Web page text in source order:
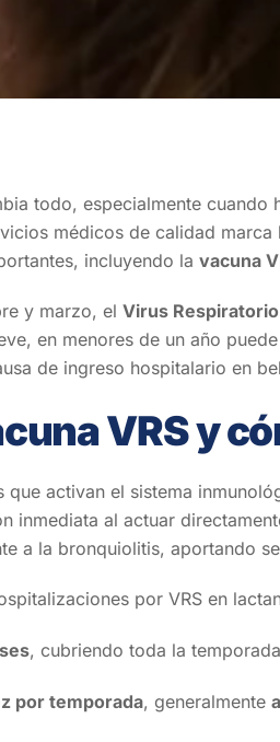
todo, especialmente
médicos de calidad marca
incluyendo la vacuna
y marzo, el Virus
en menores de un año
de ingreso hospitalario en
VRS y
activan el sistema
inmediata al actuar
a la bronquiolitis, aportando
por VRS en
, cubriendo toda la
por temporada, generalmente